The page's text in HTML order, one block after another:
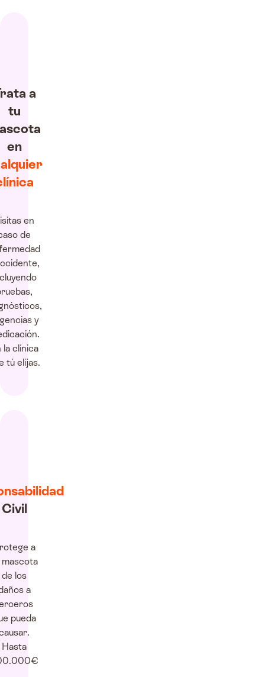
a
tu
en
en
de
y
la clínica
tú elijas.
Civil
a
de los
a
pueda
Hasta